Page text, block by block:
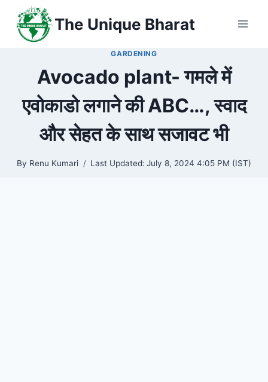
content
The Unique Bharat
GARDENING
Avocado plant- गमले में
एवोकाडो लगाने की ABC…, स्वाद
और सेहत के साथ सजावट भी
By Renu Kumari Last Updated: July 8, 2024 4:05 PM (IST)